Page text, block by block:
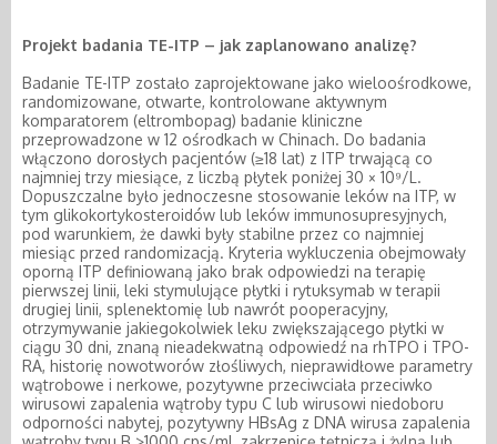
Projekt badania TE-ITP – jak zaplanowano analizę?
Badanie TE-ITP zostało zaprojektowane jako wieloośrodkowe,
randomizowane, otwarte, kontrolowane aktywnym
komparatorem (eltrombopag) badanie kliniczne
przeprowadzone w 12 ośrodkach w Chinach. Do badania
włączono dorosłych pacjentów (≥18 lat) z ITP trwającą co
najmniej trzy miesiące, z liczbą płytek poniżej 30 × 10⁹/L.
Dopuszczalne było jednoczesne stosowanie leków na ITP, w
tym glikokortykosteroidów lub leków immunosupresyjnych,
pod warunkiem, że dawki były stabilne przez co najmniej
miesiąc przed randomizacją. Kryteria wykluczenia obejmowały
oporną ITP definiowaną jako brak odpowiedzi na terapię
pierwszej linii, leki stymulujące płytki i rytuksymab w terapii
drugiej linii, splenektomię lub nawrót pooperacyjny,
otrzymywanie jakiegokolwiek leku zwiększającego płytki w
ciągu 30 dni, znaną nieadekwatną odpowiedź na rhTPO i TPO-
RA, historię nowotworów złośliwych, nieprawidłowe parametry
wątrobowe i nerkowe, pozytywne przeciwciała przeciwko
wirusowi zapalenia wątroby typu C lub wirusowi niedoboru
odporności nabytej, pozytywny HBsAg z DNA wirusa zapalenia